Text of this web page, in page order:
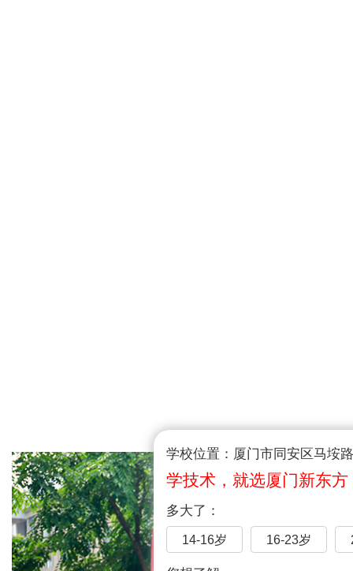
学校位置：厦门市同安区马垵
学技术，就选厦门新东方
多大了：
14-16岁 16-23岁